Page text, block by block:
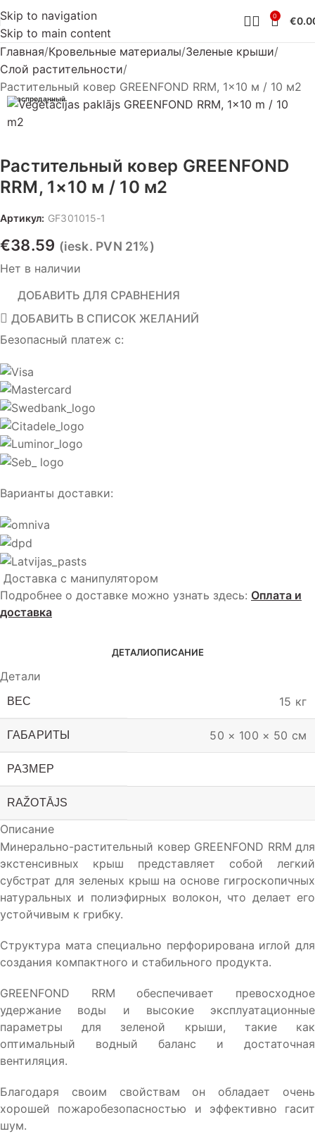
Skip to navigation
Skip to main content
0 €
Главная Кровельные материалы Зеленые крыши
Слой растительности
Растительный ковер GREENFOND RRM, 1×10 м / 10 м2
Распроданный
Растительный ковер GREENFOND
RRM, 1×10 м / 10 м2
Артикул: GF301015-1
€38.59 (iesk. PVN 21%)
Нет в наличии
Безопасный платеж с:
Варианты доставки:
Доставка с манипулятором
Подробнее о доставке можно узнать здесь: Оплата и
доставка
ДОБАВИТЬ ДЛЯ СРАВНЕНИЯ
ДОБАВИТЬ В СПИСОК ЖЕЛАНИЙ
ДЕТАЛИОПИСАНИЕ
Детали
ВЕС 15 кг
ГАБАРИТЫ 50 × 100 × 50 см
РАЗМЕР
RAŽOTĀJS
Описание
Минерально-растительный ковер GREENFOND RRM для
экстенсивных крыш представляет собой легкий
субстрат для зеленых крыш на основе гигроскопичных
натуральных и полиэфирных волокон, что делает его
устойчивым к грибку.
Структура мата специально перфорирована иглой для
создания компактного и стабильного продукта.
GREENFOND RRM обеспечивает превосходное
удержание воды и высокие эксплуатационные
параметры для зеленой крыши, такие как
оптимальный водный баланс и достаточная
вентиляция.
Благодаря своим свойствам он обладает очень
хорошей пожаробезопасностью и эффективно гасит
шум.